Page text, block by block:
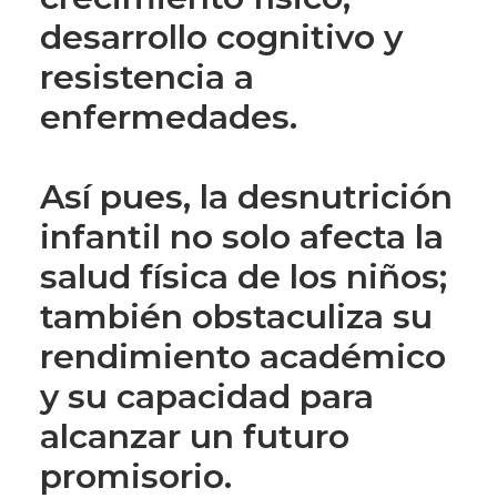
desarrollo cognitivo y
resistencia a
enfermedades.
Así pues, la desnutrición
infantil no solo afecta la
salud física de los niños;
también obstaculiza su
rendimiento académico
y su capacidad para
alcanzar un futuro
promisorio.